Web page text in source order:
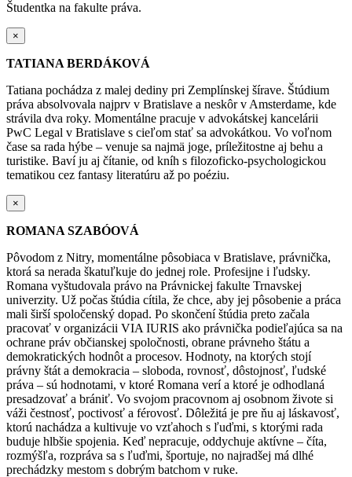
Študentka na fakulte práva.
×
TATIANA BERDÁKOVÁ
Tatiana pochádza z malej dediny pri Zemplínskej šírave. Štúdium
práva absolvovala najprv v Bratislave a neskôr v Amsterdame, kde
strávila dva roky. Momentálne pracuje v advokátskej kancelárii
PwC Legal v Bratislave s cieľom stať sa advokátkou. Vo voľnom
čase sa rada hýbe – venuje sa najmä joge, príležitostne aj behu a
turistike. Baví ju aj čítanie, od kníh s filozoficko-psychologickou
tematikou cez fantasy literatúru až po poéziu.
×
ROMANA SZABÓOVÁ
Pôvodom z Nitry, momentálne pôsobiaca v Bratislave, právnička,
ktorá sa nerada škatuľkuje do jednej role. Profesijne i ľudsky.
Romana vyštudovala právo na Právnickej fakulte Trnavskej
univerzity. Už počas štúdia cítila, že chce, aby jej pôsobenie a práca
mali širší spoločenský dopad. Po skončení štúdia preto začala
pracovať v organizácii VIA IURIS ako právnička podieľajúca sa na
ochrane práv občianskej spoločnosti, obrane právneho štátu a
demokratických hodnôt a procesov. Hodnoty, na ktorých stojí
právny štát a demokracia – sloboda, rovnosť, dôstojnosť, ľudské
práva – sú hodnotami, v ktoré Romana verí a ktoré je odhodlaná
presadzovať a brániť. Vo svojom pracovnom aj osobnom živote si
váži čestnosť, poctivosť a férovosť. Dôležitá je pre ňu aj láskavosť,
ktorú nachádza a kultivuje vo vzťahoch s ľuďmi, s ktorými rada
buduje hlbšie spojenia. Keď nepracuje, oddychuje aktívne – číta,
rozmýšľa, rozpráva sa s ľuďmi, športuje, no najradšej má dlhé
prechádzky mestom s dobrým batchom v ruke.